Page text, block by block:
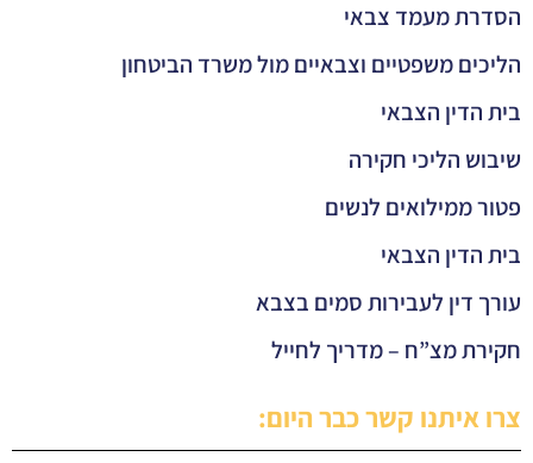
הסדרת מעמד צבאי
הליכים משפטיים וצבאיים מול משרד הביטחון
בית הדין הצבאי
שיבוש הליכי חקירה
פטור ממילואים לנשים
בית הדין הצבאי
עורך דין לעבירות סמים בצבא
חקירת מצ”ח – מדריך לחייל
צרו איתנו קשר כבר היום: